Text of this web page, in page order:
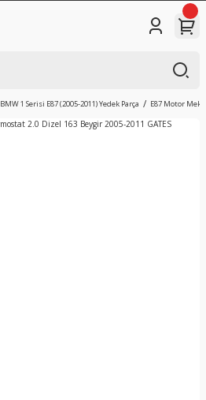
BMW 1 Serisi E87 (2005-2011) Yedek Parça E87 Motor